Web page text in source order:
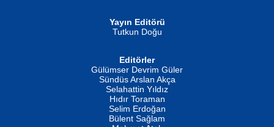
İSMAİL OKUTAN
Erkeklerin Kahrolması Ne Demektir
Evvel Zaman Tanrıçası...
Yayın Editörü
Tutkun Doğu
Editörler
Gülümser Devrim Güler
Sündüs Arslan Akça
Selahattin Yıldız
Hıdır Toraman
Selim Erdoğan
Bülent Sağlam